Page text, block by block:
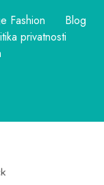
Fashion
Blog
privatnosti